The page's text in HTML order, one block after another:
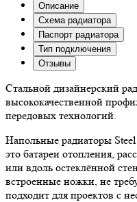
Описание
Схема радиатора
Паспорт радиатора
Тип подключения
Отзывы
Стальной дизайнерский
высококачественной
передовых технологий.
Напольные радиаторы
это батареи отопления,
или вдоль остеклённой
встроенные ножки, не
подходит для проектов с